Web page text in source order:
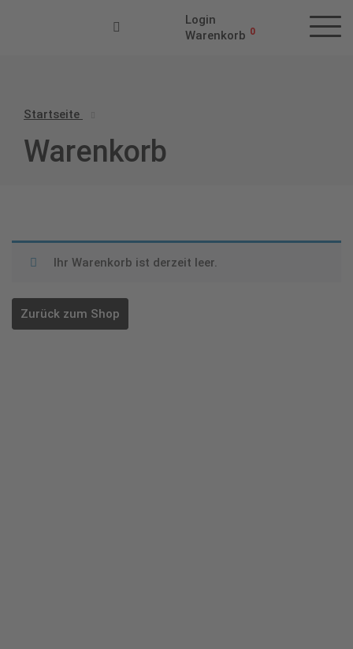
Login
Warenkorb 0
Startseite
Warenkorb
Ihr Warenkorb ist derzeit leer.
Zurück zum Shop